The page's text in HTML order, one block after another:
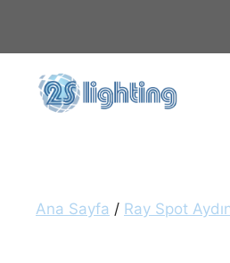
Ana Sayfa / Ray Spot